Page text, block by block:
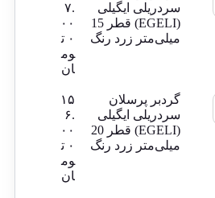
سردریلی ایگیلی
(EGELI) قطر 15
میلی‌متر زرد رنگ
۷.
۰۰
۰ ت
وم
ان
گردبر پرسلان
سردریلی ایگیلی
(EGELI) قطر 20
میلی‌متر زرد رنگ
۱۵
۶.
۰۰
۰ ت
وم
ان